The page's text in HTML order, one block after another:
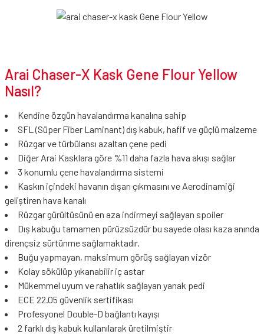
Arai Chaser-X Kask Gene Flour Yellow
Nasıl?
Kendine özgün havalandırma kanalına sahip
SFL (Süper Fiber Laminant) dış kabuk, hafif ve güçlü malzeme
Rüzgar ve türbülansı azaltan çene pedi
Diğer Arai Kasklara göre %11 daha fazla hava akışı sağlar
3 konumlu çene havalandırma sistemi
Kaskın içindeki havanın dışarı çıkmasını ve Aerodinamiği
geliştiren hava kanalı
Rüzgar gürültüsünü en aza indirmeyi sağlayan spoiler
Dış kabuğu tamamen pürüzsüzdür bu sayede olası kaza anında
dirençsiz sürtünme sağlamaktadır.
Buğu yapmayan, maksimum görüş sağlayan vizör
Kolay sökülüp yıkanabilir iç astar
Mükemmel uyum ve rahatlık sağlayan yanak pedi
ECE 22.05 güvenlik sertifikası
Profesyonel Double-D bağlantı kayışı
2 farklı dış kabuk kullanılarak üretilmiştir